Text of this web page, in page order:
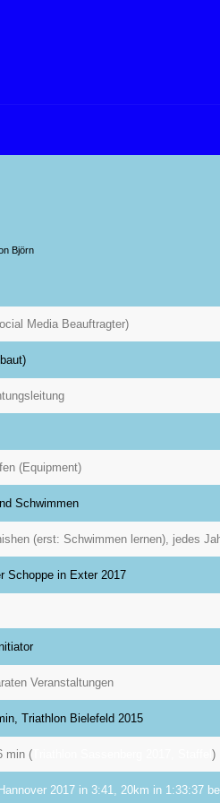
Björn
Media Beauftragter)
(Equipment)
Schwimmen
(erst: Schwimmen lernen), jedes
Schoppe in Exter 2017
Veranstaltungen
Triathlon Bielefeld 2015
min ( )
2017 in 3:41, 20km in 1:33:37